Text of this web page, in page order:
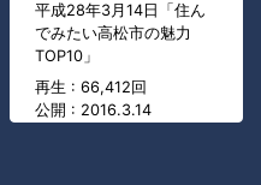
平成28年3月14日「住ん
でみたい高松市の魅力
TOP10」
再生 : 66,412回
公開 : 2016.3.14